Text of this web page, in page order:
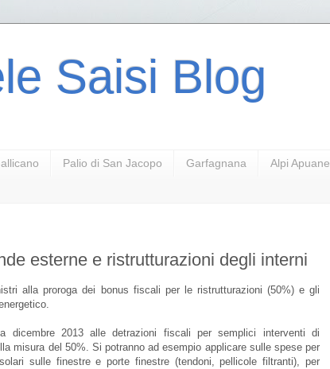
Saisi Blog
Palio di San Jacopo Garfagnana Alpi Apuane
esterne e ristrutturazioni degli interni
alla proroga dei bonus fiscali per le ristrutturazioni (50%) e gli
dicembre 2013 alle detrazioni fiscali per semplici interventi di
misura del 50%. Si potranno ad esempio applicare sulle spese per
sulle finestre e porte finestre (tendoni, pellicole filtranti), per